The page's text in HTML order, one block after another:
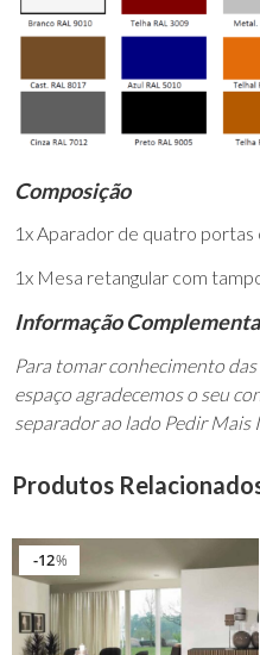
Composição
1x Aparador de quatro portas
1x Mesa retangular com
Informação
Para tomar conhecimento
espaço agradecemos o seu
separador ao lado Pedir Mais
Produtos
%
12